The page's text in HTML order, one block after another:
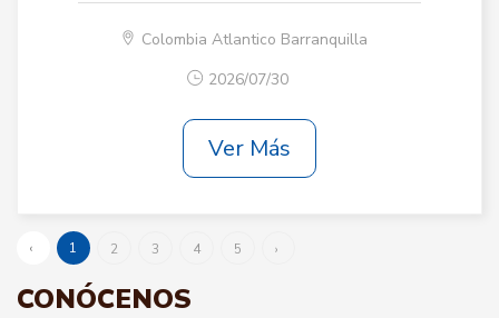
Colombia Atlantico Barranquilla
2026/07/30
Ver Más
‹ 1 2 3 4 5 ›
CONÓCENOS